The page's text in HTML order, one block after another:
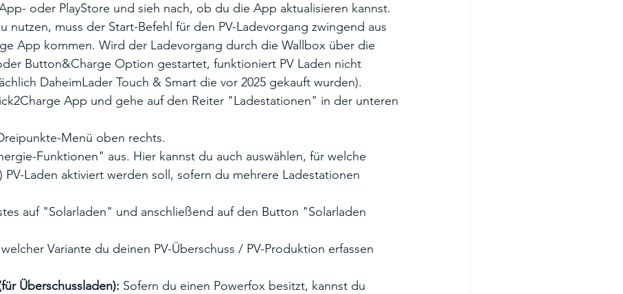
oder PlayStore und sieh nach, ob du die App aktualisieren kannst.
nutzen, muss der Start-Befehl für den PV-Ladevorgang zwingend aus
App kommen. Wird der Ladevorgang durch die Wallbox über die
Button&Charge Option gestartet, funktioniert PV Laden nicht
DaheimLader Touch & Smart die vor 2025 gekauft wurden).
App und gehe auf den Reiter "Ladestationen" in der unteren
Menü oben rechts.
Funktionen" aus. Hier kannst du auch auswählen, für welche
PV-Laden aktiviert werden soll, sofern du mehrere Ladestationen
auf "Solarladen" und anschließend auf den Button "Solarladen
Variante du deinen PV-Überschuss / PV-Produktion erfassen
Überschussladen): Sofern du einen Powerfox besitzt, kannst du